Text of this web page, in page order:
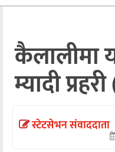
अन्तराष्ट्रिय
अन्तर्वार्ता
अर्थ
खेलकुद
कैलालीमा
म्यादी
स्टेटसेभन संवाददाता